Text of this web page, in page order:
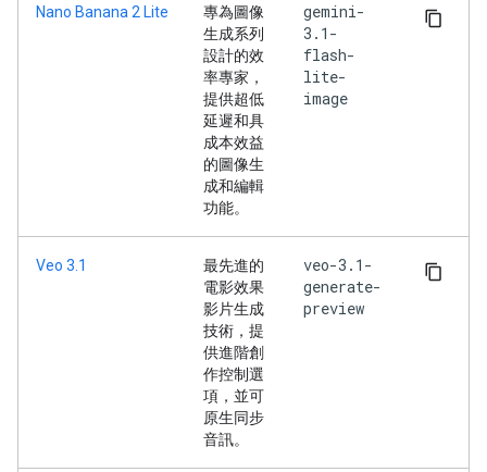
Nano Banana 2 Lite
專為圖像
生成系列
設計的效
率專家，
提供超低
延遲和具
成本效益
的圖像生
成和編輯
功能。
gemini-
3.1-
flash-
lite-
image
Veo 3.1
最先進的
電影效果
影片生成
技術，提
供進階創
作控制選
項，並可
原生同步
音訊。
veo-3.1-
generate-
preview